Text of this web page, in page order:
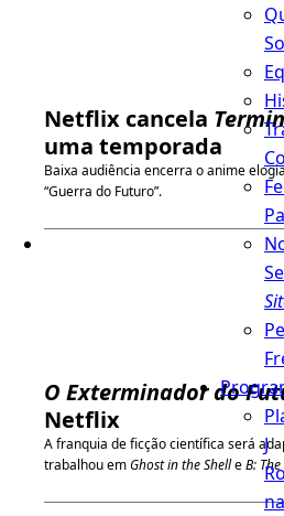
J
na
Netflix cancela
uma temporada
Baixa audiência encerra o anime
“Guerra do Futuro”.
O Exterminador do
Netflix
A franquia de ficção científica será
trabalhou emGhost in the ShelleB: